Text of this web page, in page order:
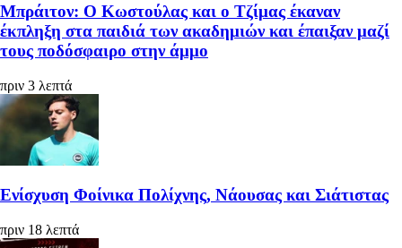
Μπράιτον: Ο Κωστούλας και ο Τζίμας έκαναν
έκπληξη στα παιδιά των ακαδημιών και έπαιξαν μαζί
τους ποδόσφαιρο στην άμμο
πριν 3 λεπτά
Ενίσχυση Φοίνικα Πολίχνης, Νάουσας και Σιάτιστας
πριν 18 λεπτά